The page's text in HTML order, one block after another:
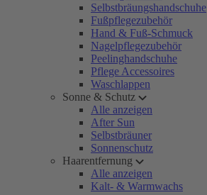
Selbstbräungshandschuhe
Fußpflegezubehör
Hand & Fuß-Schmuck
Nagelpflegezubehör
Peelinghandschuhe
Pflege Accessoires
Waschlappen
Sonne & Schutz
Alle anzeigen
After Sun
Selbstbräuner
Sonnenschutz
Haarentfernung
Alle anzeigen
Kalt- & Warmwachs